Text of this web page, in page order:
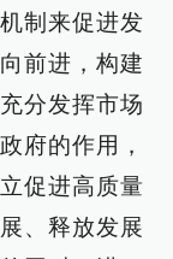
制来促进发
前进，构建
分发挥市场
府的作用，
促进高质量
、释放发展